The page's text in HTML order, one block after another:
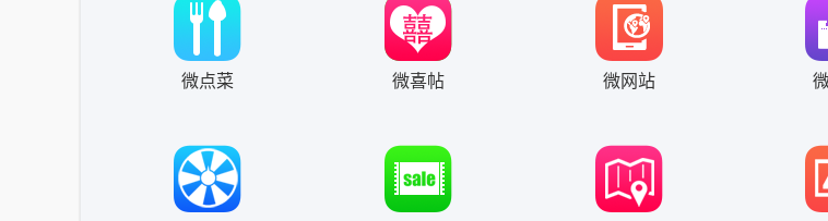
微点菜 微喜帖 微网站